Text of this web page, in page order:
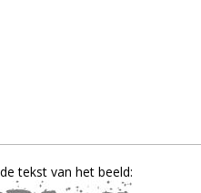
tekst van het beeld: